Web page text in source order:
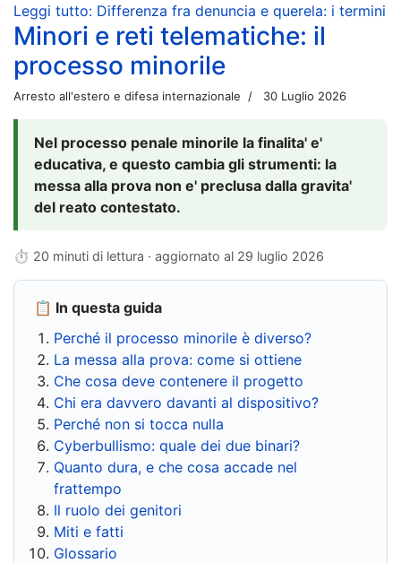
Leggi tutto: Differenza fra denuncia e querela: i termini
Minori e reti telematiche: il
processo minorile
Arresto all'estero e difesa internazionale 30 Luglio 2026
Nel processo penale minorile la finalita' e'
educativa, e questo cambia gli strumenti: la
messa alla prova non e' preclusa dalla gravita'
del reato contestato.
⏱ 20 minuti di lettura · aggiornato al 29 luglio 2026
📋 In questa guida
Perché il processo minorile è diverso?
La messa alla prova: come si ottiene
Che cosa deve contenere il progetto
Chi era davvero davanti al dispositivo?
Perché non si tocca nulla
Cyberbullismo: quale dei due binari?
Quanto dura, e che cosa accade nel
frattempo
Il ruolo dei genitori
Miti e fatti
Glossario